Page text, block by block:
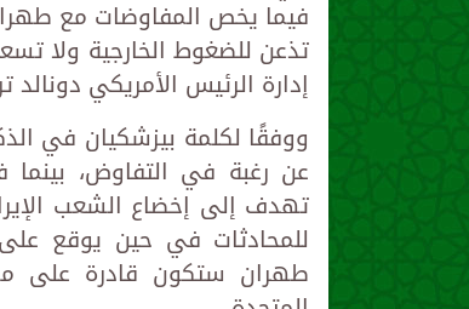
فيما يخص المفاوضات مع
تذعن للضغوط الخارجية ولا
إدارة الرئيس الأمريكي
عن رغبة في التفاوض،
تهدف إلى إخضاع الشعب
للمحادثات في حين يوقع
طهران ستكون قادرة على